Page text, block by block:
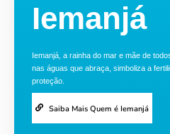
Iemanjá
Iemanjá, a rainha do mar e mãe de
nas águas que abraça, simboliza a
proteção.
Saiba Mais Quem é Iemanjá